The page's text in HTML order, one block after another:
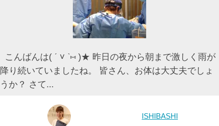
こんばんは( ˊ ˅ ˋ⑅ )★ 昨日の夜から朝まで激しく雨が
降り続いていましたね。 皆さん、お体は大丈夫でしょ
うか？ さて...
ISHIBASHI